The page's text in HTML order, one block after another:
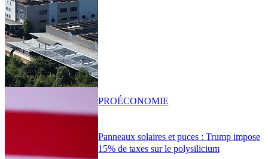
Panneaux solaires et puces : Trump impose
15% de taxes sur le polysilicium
PROÉCONOMIE